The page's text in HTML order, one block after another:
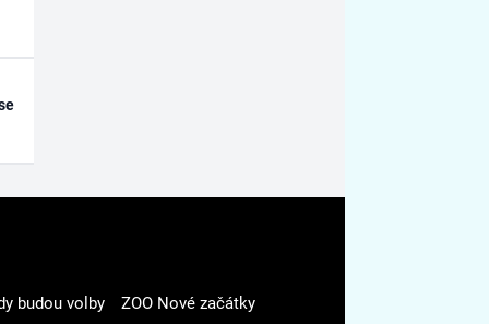
budou volby
ZOO Nové začátky